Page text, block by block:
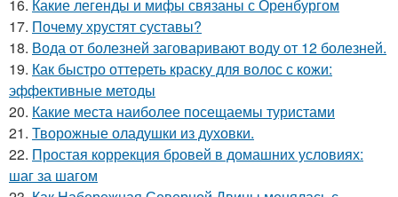
16. Какие легенды и мифы связаны с Оренбургом
17. Почему хрустят суставы?
18. Вода от болезней заговаривают воду от 12 болезней.
19. Как быстро оттереть краску для волос с кожи:
эффективные методы
20. Какие места наиболее посещаемы туристами
21. Творожные оладушки из духовки.
22. Простая коррекция бровей в домашних условиях:
шаг за шагом